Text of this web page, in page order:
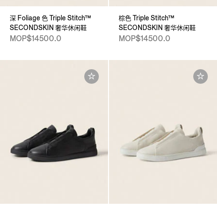
深 Foliage 色 Triple Stitch™
SECONDSKIN 奢华休闲鞋
MOP$14500.0
棕色 Triple Stitch™
SECONDSKIN 奢华休闲鞋
MOP$14500.0